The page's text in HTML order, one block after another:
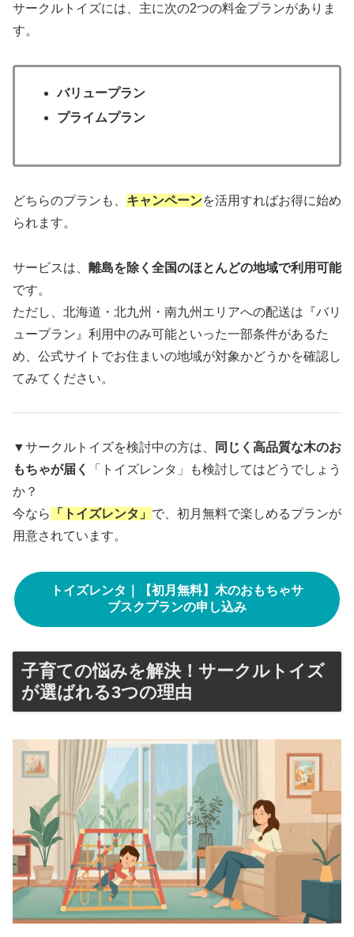
サークルトイズには、主に次の2つの料金プランがありま
す。
バリュープラン
プライムプラン
どちらのプランも、 キャンペーンを活用すればお得に始め
られます。
サービスは、 離島を除く全国のほとんどの地域で利用可能
です。
ただし、北海道・北九州・南九州エリアへの配送は『バリ
ュープラン』利用中のみ可能といった一部条件があるた
め、公式サイトでお住まいの地域が対象かどうかを確認し
てみてください。
▼サークルトイズを検討中の方は、
同じく高品質な木のお
もちゃが届く
「トイズレンタ」も検討してはどうでしょう
か？
今なら
「トイズレンタ」 で、初月無料で楽しめるプランが
用意されています。
トイズレンタ｜【初月無料】木のおもちゃサ
ブスクプランの申し込み
子育ての悩みを解決！サークルトイズ
が選ばれる3つの理由